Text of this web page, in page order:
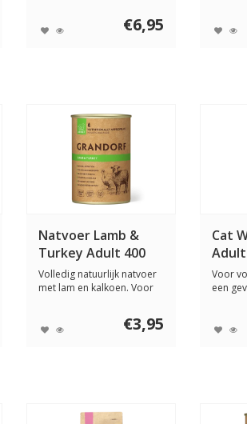
€6,95
Natvoer Lamb &
Turkey Adult 400
gram
Volledig natuurlijk natvoer
met lam en kalkoen. Voor
€3,95
Cat
Adult
Voor
een